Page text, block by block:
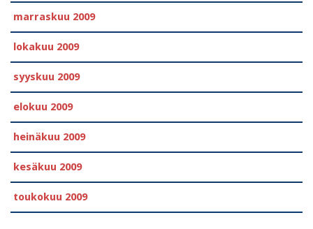
marraskuu 2009
lokakuu 2009
syyskuu 2009
elokuu 2009
heinäkuu 2009
kesäkuu 2009
toukokuu 2009